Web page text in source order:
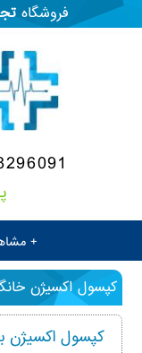
فروشگاه
+
کپسول اکسیژن
کپسول اکسیژن